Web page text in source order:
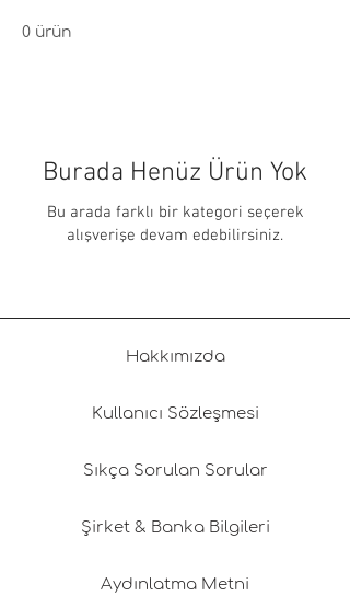
0 ürün
Burada Henüz Ürün Yok
Bu arada farklı bir kategori seçerek
alışverişe devam edebilirsiniz.
Hakkımızda
Kullanıcı Sözleşmesi
Sıkça Sorulan Sorular
Şirket & Banka Bilgileri
Aydınlatma Metni